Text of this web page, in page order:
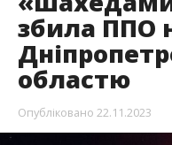
збила ППО
областю
Опубліковано 22.11.2023